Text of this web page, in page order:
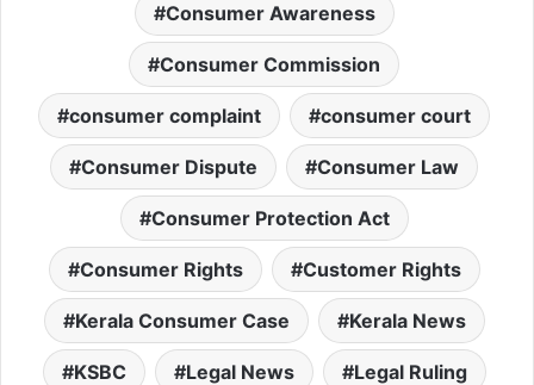
Consumer Awareness
Consumer Commission
consumer complaint consumer court
Consumer Dispute Consumer Law
Consumer Protection Act
Consumer Rights Customer Rights
Kerala Consumer Case Kerala News
KSBC Legal News Legal Ruling